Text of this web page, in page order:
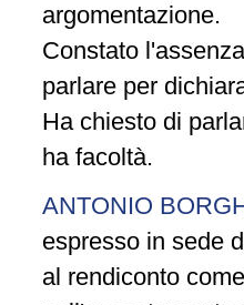
argomentazione.
Constato
parlare per
Ha chiesto di
ha facoltà.
ANTONIO
espresso in sede
al rendiconto